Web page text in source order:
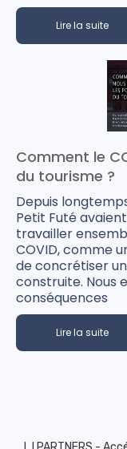
Lire la suite
Comment le
du tourisme ?
Depuis
Petit Futé
travailler
COVID, comme
de concrétiser
construite. Nous
conséquences
Lire la suite